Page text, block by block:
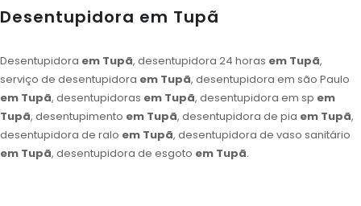
Desentupidora em Tupã
Desentupidora em Tupã, desentupidora 24 horas em Tupã,
serviço de desentupidora em Tupã, desentupidora em são Paulo
em Tupã, desentupidoras em Tupã, desentupidora em sp em
Tupã, desentupimento em Tupã, desentupidora de pia em Tupã,
desentupidora de ralo em Tupã, desentupidora de vaso sanitário
em Tupã, desentupidora de esgoto em Tupã.